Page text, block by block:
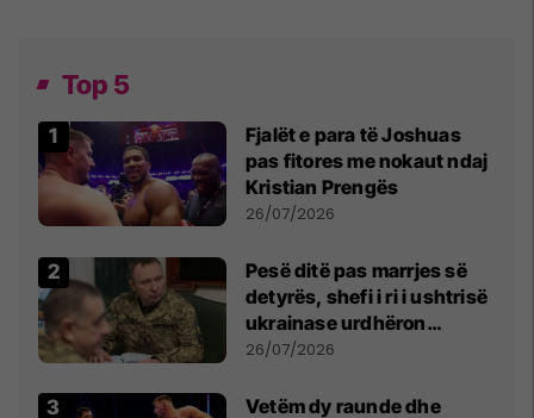
Top 5
Fjalët e para të Joshuas
pas fitores me nokaut ndaj
Kristian Prengës
26/07/2026
Pesë ditë pas marrjes së
detyrës, shefi i ri i ushtrisë
ukrainase urdhëron
kontroll të madh
26/07/2026
Vetëm dy raunde dhe